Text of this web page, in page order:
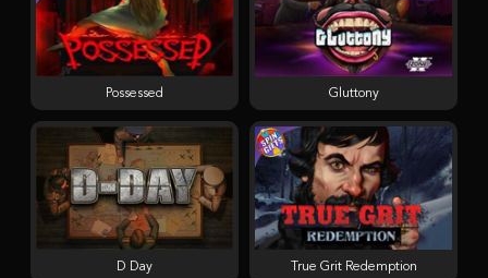
Gluttony
Possessed
True Grit Redemption
D Day